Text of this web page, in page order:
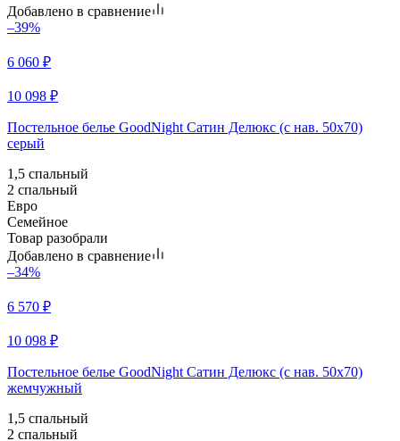
Добавлено в сравнение
–39%
6 060 ₽
10 098 ₽
Постельное белье GoodNight Сатин Делюкс (с нав. 50х70)
серый
1,5 спальный
2 спальный
Евро
Семейное
Товар разобрали
Добавлено в сравнение
–34%
6 570 ₽
10 098 ₽
Постельное белье GoodNight Сатин Делюкс (с нав. 50х70)
жемчужный
1,5 спальный
2 спальный